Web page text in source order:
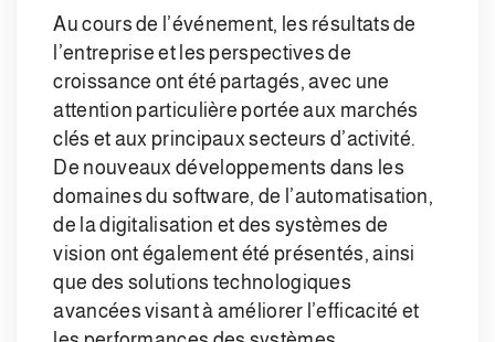
Au cours de l’événement, les résultats de
l’entreprise et les perspectives de
croissance ont été partagés, avec une
attention particulière portée aux marchés
clés et aux principaux secteurs d’activité.
De nouveaux développements dans les
domaines du software, de l’automatisation,
de la digitalisation et des systèmes de
vision ont également été présentés, ainsi
que des solutions technologiques
avancées visant à améliorer l’efficacité et